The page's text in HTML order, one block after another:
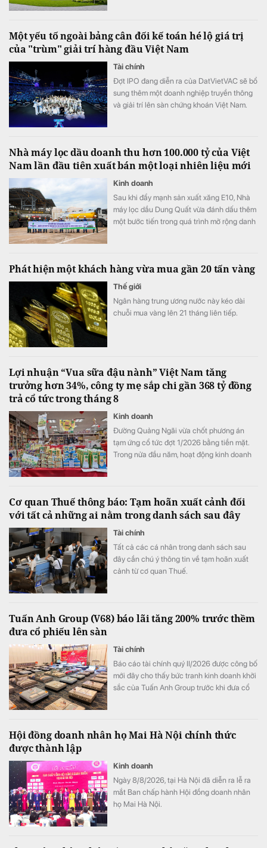
Một yếu tố ngoài bảng cân đối kế toán hé lộ giá trị
của "trùm" giải trí hàng đầu Việt Nam
Tài chính
Đợt IPO đang diễn ra của DatVietVAC sẽ bổ
sung thêm một doanh nghiệp truyền thông
và giải trí lên sàn chứng khoán Việt Nam.
định, mà từ các tài sản sở hữu trí tuệ (IP) -
nhóm tài sản gần như chưa được phản ánh
Nhà máy lọc dầu doanh thu hơn 100.000 tỷ của Việt
Nam lần đầu tiên xuất bán một loại nhiên liệu mới
Kinh doanh
Sau khi đẩy mạnh sản xuất xăng E10, Nhà
máy lọc dầu Dung Quất vừa đánh dấu thêm
một bước tiến trong quá trình mở rộng danh
Phát hiện một khách hàng vừa mua gần 20 tấn vàng
Thế giới
Ngân hàng trung ương nước này kéo dài
chuỗi mua vàng lên 21 tháng liên tiếp.
Lợi nhuận “Vua sữa đậu nành” Việt Nam tăng
trưởng hơn 34%, công ty mẹ sắp chi gần 368 tỷ đồng
trả cổ tức trong tháng 8
Kinh doanh
Đường Quảng Ngãi vừa chốt phương án
tạm ứng cổ tức đợt 1/2026 bằng tiền mặt.
Trong nửa đầu năm, hoạt động kinh doanh
Cơ quan Thuế thông báo: Tạm hoãn xuất cảnh đối
với tất cả những ai nằm trong danh sách sau đây
Tài chính
Tất cả các cá nhân trong danh sách sau
đây cần chú ý thông tin về tạm hoãn xuất
cảnh từ cơ quan Thuế.
Tuấn Anh Group (V68) báo lãi tăng 200% trước thềm
đưa cổ phiếu lên sàn
Tài chính
Báo cáo tài chính quý II/2026 được công bố
mới đây cho thấy bức tranh kinh doanh khởi
sắc của Tuấn Anh Group trước khi đưa cổ
Hội đồng doanh nhân họ Mai Hà Nội chính thức
được thành lập
Kinh doanh
Ngày 8/8/2026, tại Hà Nội đã diễn ra lễ ra
mắt Ban chấp hành Hội đồng doanh nhân
họ Mai Hà Nội.